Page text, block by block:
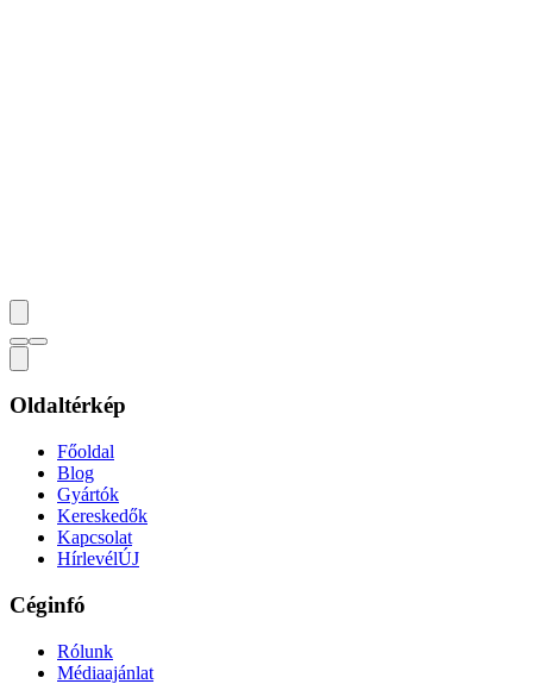
Oldaltérkép
Főoldal
Blog
Gyártók
Kereskedők
Kapcsolat
HírlevélÚJ
Céginfó
Rólunk
Médiaajánlat